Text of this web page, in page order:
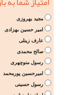
مجید بهروزی
امیر حسین بهزادی
عارف زینلی
صالح محمدی
رسول منوچهری
امیرحسین پورمحمد
رسول حسینی